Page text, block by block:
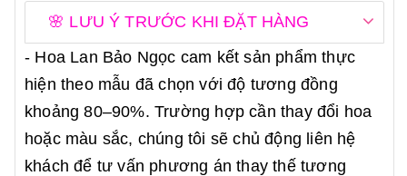
🌸 LƯU Ý TRƯỚC KHI ĐẶT HÀNG
- Hoa Lan Bảo Ngọc cam kết sản phẩm thực
hiện theo mẫu đã chọn với độ tương đồng
khoảng 80–90%. Trường hợp cần thay đổi hoa
hoặc màu sắc, chúng tôi sẽ chủ động liên hệ
khách để tư vấn phương án thay thế tương